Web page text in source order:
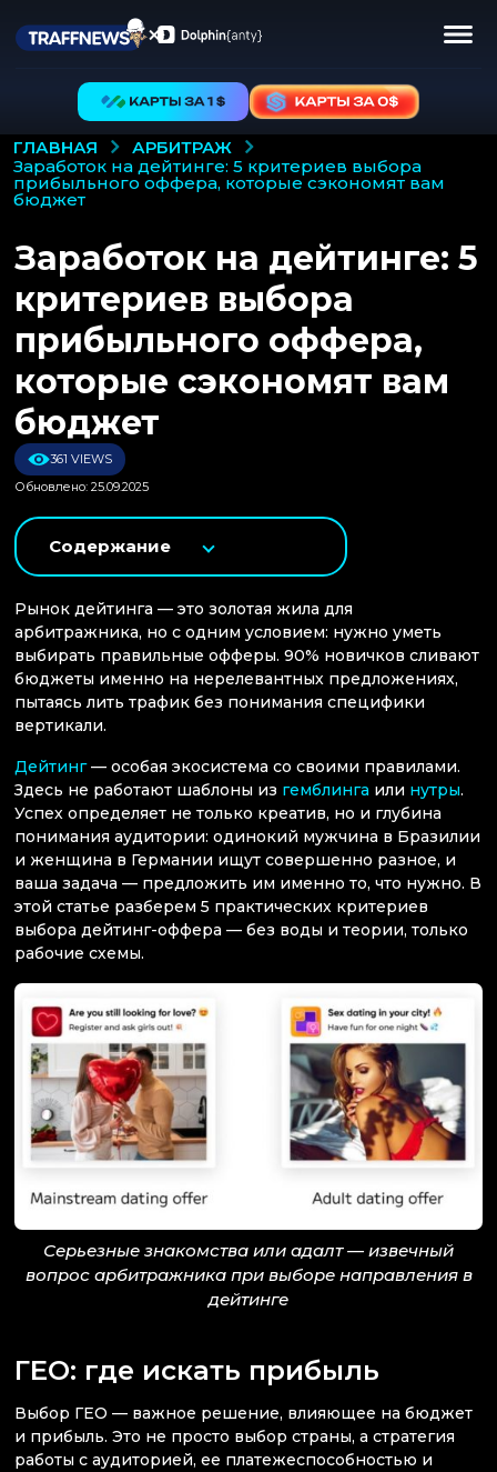
ГЛАВНАЯ
АРБИТРАЖ
заработок на дейтинге: 5 критериев выбора
прибыльного оффера, которые сэкономят вам
бюджет
Заработок на дейтинге: 5
критериев выбора
прибыльного оффера,
которые сэкономят вам
бюджет
361 VIEWS
Обновлено: 25.09.2025
Содержание
Рынок дейтинга — это золотая жила для
арбитражника, но с одним условием: нужно уметь
выбирать правильные офферы. 90% новичков сливают
бюджеты именно на нерелевантных предложениях,
пытаясь лить трафик без понимания специфики
вертикали.
Дейтинг— особая экосистема со своими правилами.
Здесь не работают шаблоны из гемблинга или нутры.
Успех определяет не только креатив, но и глубина
понимания аудитории: одинокий мужчина в Бразилии
и женщина в Германии ищут совершенно разное, и
ваша задача — предложить им именно то, что нужно. В
этой статье разберем 5 практических критериев
выбора дейтинг-оффера — без воды и теории, только
рабочие схемы.
Серьезные знакомства или адалт — извечный
вопрос арбитражника при выборе направления в
дейтинге
ГЕО: где искать прибыль
Выбор ГЕО — важное решение, влияющее на бюджет
и прибыль. Это не просто выбор страны, а стратегия
работы с аудиторией, ее платежеспособностью и